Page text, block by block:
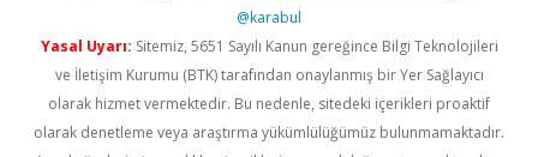
@karabul
Yasal Uyarı: Sitemiz, 5651 Sayılı Kanun gereğince Bilgi Teknolojileri
ve İletişim Kurumu (BTK) tarafından onaylanmış bir Yer Sağlayıcı
olarak hizmet vermektedir. Bu nedenle, sitedeki içerikleri proaktif
olarak denetleme veya araştırma yükümlülüğümüz bulunmamaktadır.